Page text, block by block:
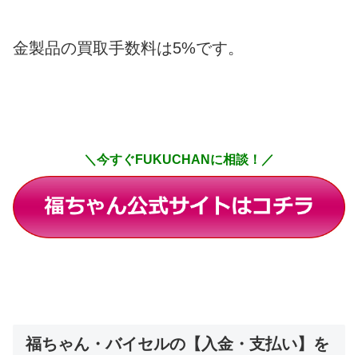
金製品の買取手数料は5%です。
＼今すぐFUKUCHANに相談！／
福ちゃん・バイセルの【入金・支払い】を